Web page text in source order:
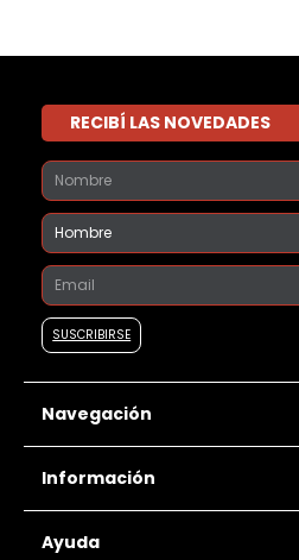
RECIBÍ LAS NOVEDADES
Navegación
Información
Ayuda